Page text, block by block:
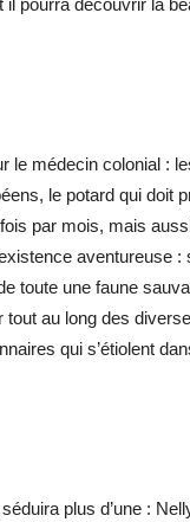
pourra découvrir la
le médecin colonial :
le potard qui doit
par mois, mais
aventureuse
toute une faune
tout au long des
qui s’étiolent
plus d’une :